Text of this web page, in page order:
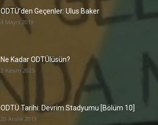
ODTÜ’den Geçenler: Ulus Baker
4 Mayıs 2019
Ne Kadar ODTÜlüsün?
2 Kasım 2025
ODTÜ Tarihi: Devrim Stadyumu [Bölüm 10]
20 Aralık 2019